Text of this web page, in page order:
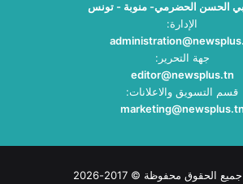
الإدارة:
جهة التحرير:
editor@newsplus.tn
قسم التسويق والاعلانات:
marketing@newsplus.tn
الحقوق محفوظة © 2017-2026